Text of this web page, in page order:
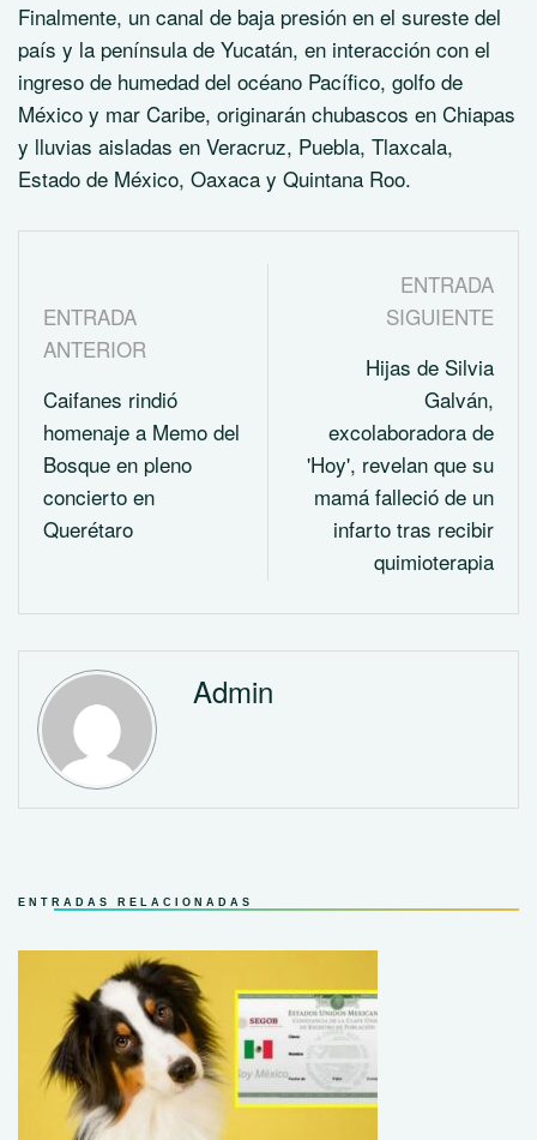
Finalmente, un canal de baja presión en el sureste del
país y la península de Yucatán, en interacción con el
ingreso de humedad del océano Pacífico, golfo de
México y mar Caribe, originarán chubascos en Chiapas
y lluvias aisladas en Veracruz, Puebla, Tlaxcala,
Estado de México, Oaxaca y Quintana Roo.
ENTRADA
ANTERIOR
Caifanes rindió
homenaje a Memo del
Bosque en pleno
concierto en
Querétaro
ENTRADA
SIGUIENTE
Hijas de Silvia
Galván,
excolaboradora de
'Hoy', revelan que su
mamá falleció de un
infarto tras recibir
quimioterapia
Admin
ENTRADAS RELACIONADAS